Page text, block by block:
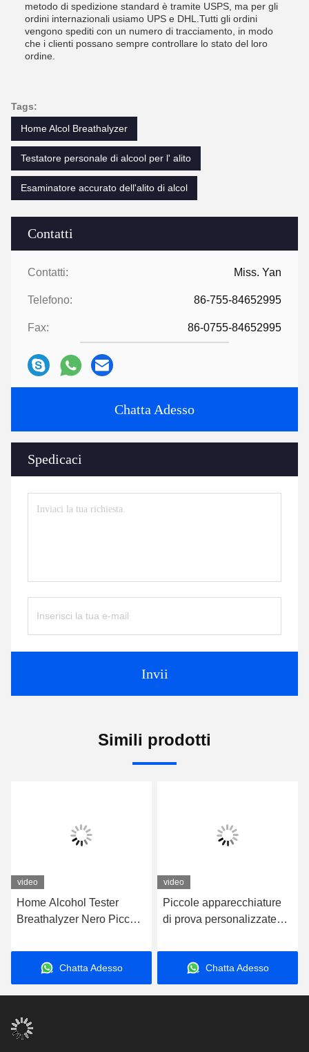
Contatti
Contatti: Miss. Yan
Telefono: 86-755-84652995
Fax: 86-0755-84652995
Chatta Adesso
Spedicaci
Invii
metodo di spedizione standard è tramite USPS, ma per gli
ordini internazionali usiamo UPS e DHL.Tutti gli ordini
vengono spediti con un numero di tracciamento, in modo
che i clienti possano sempre controllare lo stato del loro
ordine.
Tags:
Home Alcol Breathalyzer
Testatore personale di alcool per l' alito
Esaminatore accurato dell'alito di alcol
Simili prodotti
video
Home Alcohol Tester
Breathalyzer Nero Piccolo
Tester
Chatta Adesso
video
Piccole apparecchiature
di prova personalizzate
segnali luminosi
Chatta Adesso